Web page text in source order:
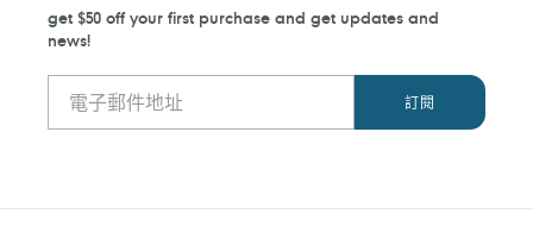
get $50 off your first purchase and get updates and
news!